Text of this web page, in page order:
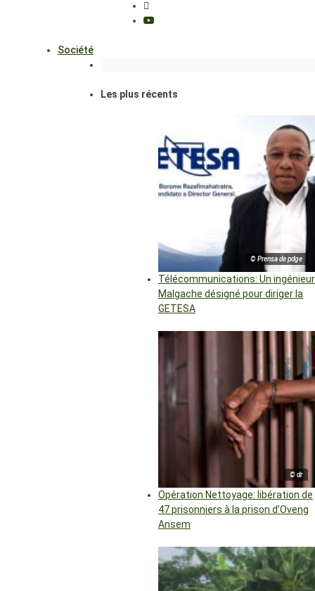
Société
Les plus récents
© Prensa de pdge
Télécommunications: Un ingénieur
Malgache désigné pour diriger la
GETESA
© dr
Opération Nettoyage: libération de
47 prisonniers à la prison d’Oveng
Ansem